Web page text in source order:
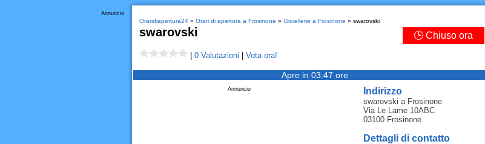
Annuncio
Oraridiapertura24» Orari di apertura a Frosinone » Gioiellerie a Frosinone » swarovski
swarovski 🕒 Chiuso ora
0 Valutazioni Vota ora!
Apre in 03:47 ore
Indirizzo
swarovski a Frosinone
Via Le Lame 10ABC
03100 Frosinone
Dettagli di contatto
Annuncio